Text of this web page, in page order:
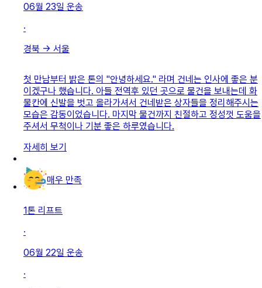
06월 23일 운송
·
경북 → 서울
첫 만남부터 밝은 톤의 "안녕하세요." 라며 건네는 인사에 좋은 분
이겠구나 했습니다. 아들 전역후 있던 곳으로 물건을 보내는데 화
물칸에 신발을 벗고 올라가셔서 건네받은 상자들을 정리해주시는
모습은 감동이었습니다. 마지막 물건까지 친절하고 정성껏 도움을
주셔서 무척이나 기분 좋은 하루였습니다.
자세히 보기
매우 만족
1톤 리프트
·
06월 22일 운송
·